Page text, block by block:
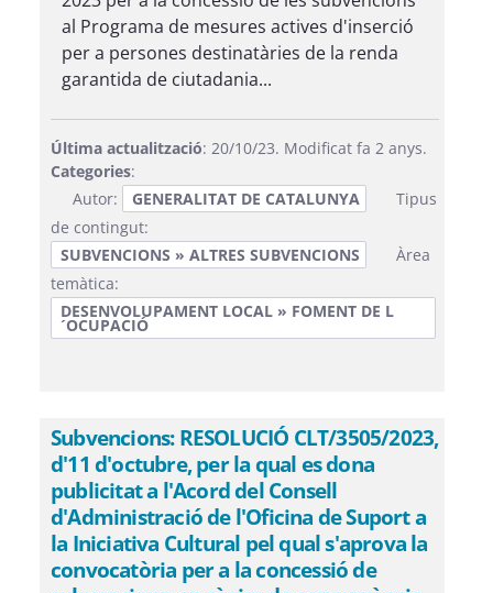
al Programa de mesures actives d'inserció
per a persones destinatàries de la renda
garantida de ciutadania...
Última actualització: 20/10/23. Modificat fa 2 anys.
Categories:
Autor:
GENERALITAT DE CATALUNYA
Tipus
de contingut:
SUBVENCIONS » ALTRES SUBVENCIONS
Àrea
temàtica:
DESENVOLUPAMENT LOCAL » FOMENT DE L
´OCUPACIÓ
Subvencions: RESOLUCIÓ CLT/3505/2023,
d'11 d'octubre, per la qual es dona
publicitat a l'Acord del Consell
d'Administració de l'Oficina de Suport a
la Iniciativa Cultural pel qual s'aprova la
convocatòria per a la concessió de